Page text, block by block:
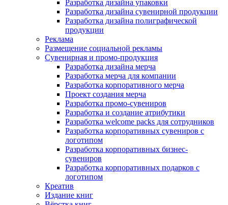
Разработка дизайна упаковки
Разработка дизайна сувенирной продукции
Разработка дизайна полиграфической
продукции
Реклама
Размещение социальной рекламы
Сувенирная и промо-продукция
Разработка дизайна мерча
Разработка мерча для компании
Разработка корпоративного мерча
Проект создания мерча
Разработка промо-сувениров
Разработка и создание атрибутики
Разработка welcome packs для сотрудников
Разработка корпоративных сувениров с
логотипом
Разработка корпоративных бизнес-
сувениров
Разработка корпоративных подарков с
логотипом
Креатив
Издание книг